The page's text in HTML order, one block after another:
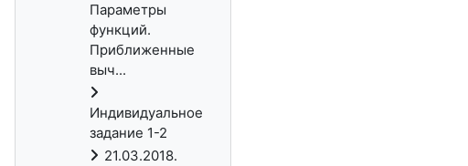
Параметры
функций.
Приближенные
выч...
Индивидуальное
задание 1-2
21.03.2018.